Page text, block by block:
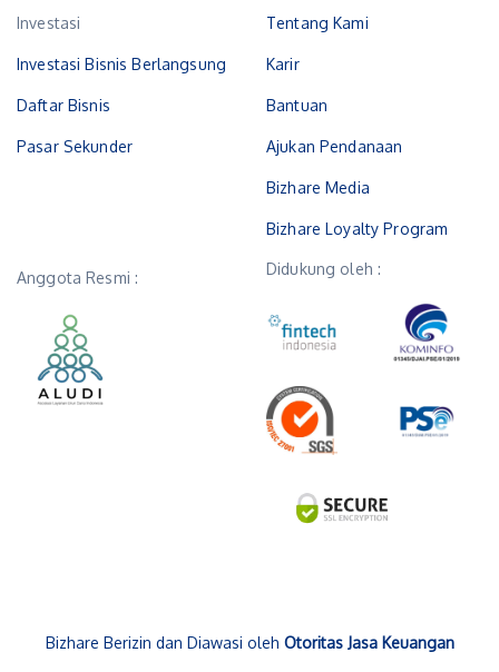
Investasi
Investasi Bisnis Berlangsung
Daftar Bisnis
Pasar Sekunder
Tentang Kami
Karir
Bantuan
Ajukan Pendanaan
Bizhare Media
Bizhare Loyalty Program
Anggota Resmi : Didukung oleh :
Bizhare Berizin dan Diawasi oleh Otoritas Jasa Keuangan